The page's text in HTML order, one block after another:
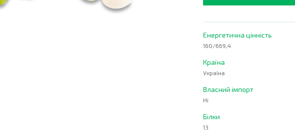
Енергетична цінність
160/669,4
Країна
Україна
Власний імпорт
Ні
Білки
13